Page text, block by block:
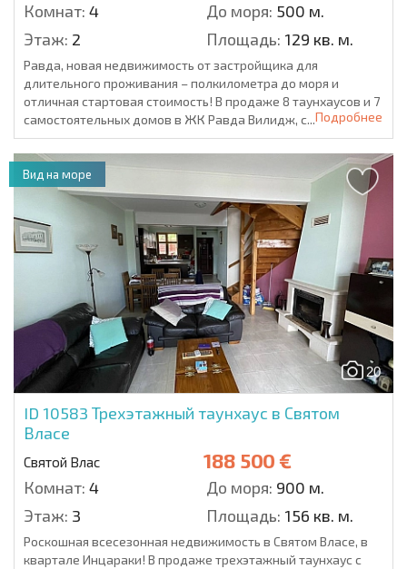
Комнат: 4 До моря: 500 м.
Этаж: 2 Площадь: 129 кв. м.
Равда, новая недвижимость от застройщика для
длительного проживания – полкилометра до моря и
отличная стартовая стоимость! В продаже 8 таунхаусов и 7
самостоятельных домов в ЖК Равда Вилидж, с...Подробнее
20
ID 10583 Трехэтажный таунхаус в Святом
Власе
Святой Влас 188 500 €
Комнат: 4 До моря: 900 м.
Этаж: 3 Площадь: 156 кв. м.
Вид на море
Роскошная всесезонная недвижимость в Святом Власе, в
квартале Инцараки! В продаже трехэтажный таунхаус с